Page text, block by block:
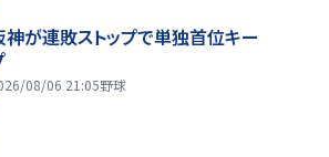
神が連敗ストップで単独首位キー
08/06 21:05野球